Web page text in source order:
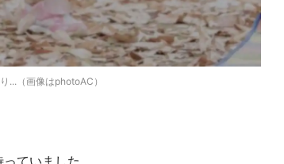
...（画像はphotoAC）